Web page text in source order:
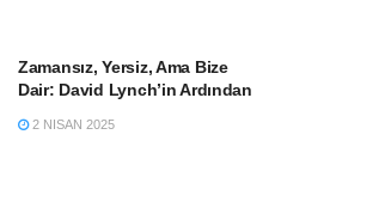
Zamansız, Yersiz, Ama Bize
Dair: David Lynch’in Ardından
2 NISAN 2025